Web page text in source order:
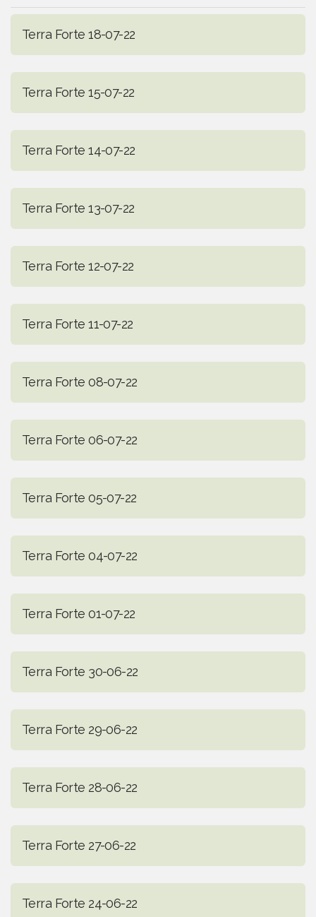
Terra Forte 18-07-22
Terra Forte 15-07-22
Terra Forte 14-07-22
Terra Forte 13-07-22
Terra Forte 12-07-22
Terra Forte 11-07-22
Terra Forte 08-07-22
Terra Forte 06-07-22
Terra Forte 05-07-22
Terra Forte 04-07-22
Terra Forte 01-07-22
Terra Forte 30-06-22
Terra Forte 29-06-22
Terra Forte 28-06-22
Terra Forte 27-06-22
Terra Forte 24-06-22